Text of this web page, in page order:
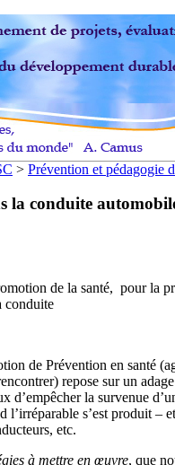
> Prévention et pédagogie
la conduite
de la santé, pour la
conduite
de Prévention en santé
repose sur un
d’empêcher la survenue
s’est produit –
etc.
à mettre en œuvre, que